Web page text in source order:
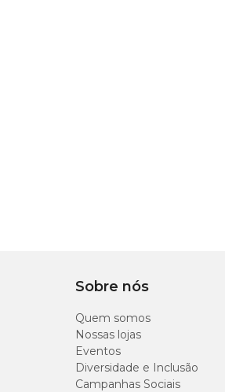
Sobre nós
Quem somos
Nossas lojas
Eventos
Diversidade e Inclusão
Campanhas Sociais